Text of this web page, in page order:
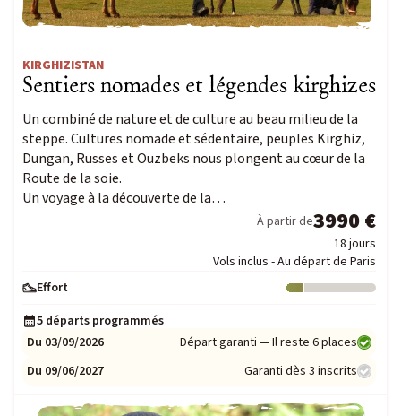
KIRGHIZISTAN
Sentiers nomades et légendes kirghizes
Un combiné de nature et de culture au beau milieu de la
steppe. Cultures nomade et sédentaire, peuples Kirghiz,
Dungan, Russes et Ouzbeks nous plongent au cœur de la
Route de la soie.
Un voyage à la découverte de la…
À partir de3990 €
18 jours
Vols inclus - Au départ de Paris
Effort
Niveau : 1
5 départs programmés
Du 03/09/2026
Départ garanti — Il reste 6 places
Du 09/06/2027
Garanti dès 3 inscrits